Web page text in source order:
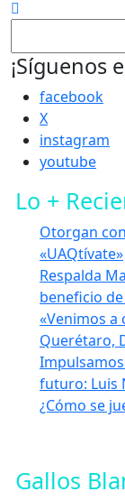
¡Síguenos
facebook
X
instagram
youtube
Lo +
Otorgan
«UAQtívate»
Respalda
beneficio
«Venimos a
Querétaro,
futuro: Luis
¿Cómo se
Gallos